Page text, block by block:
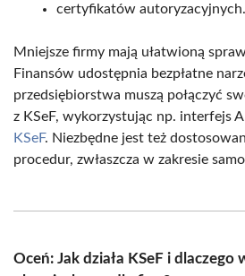
certyfikatów autoryzacyjnych.
Mniejsze firmy mają ułatwioną
Finansów udostępnia bezpłatne
przedsiębiorstwa muszą połączyć
z KSeF, wykorzystując np. interfejs
KSeF. Niezbędne jest też
procedur, zwłaszcza w zakresie
Oceń: Jak działa KSeF i dlaczego